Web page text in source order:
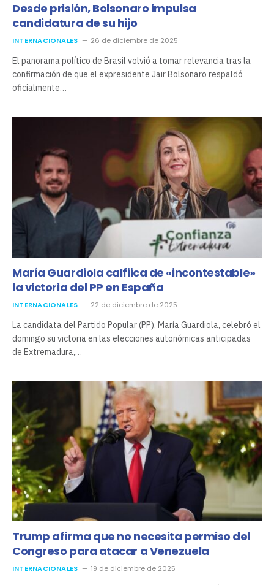
Desde prisión, Bolsonaro impulsa
candidatura de su hijo
INTERNACIONALES 26 de diciembre de 2025
El panorama político de Brasil volvió a tomar relevancia tras la
confirmación de que el expresidente Jair Bolsonaro respaldó
oficialmente…
María Guardiola calfiica de «incontestable»
la victoria del PP en España
INTERNACIONALES 22 de diciembre de 2025
La candidata del Partido Popular (PP), María Guardiola, celebró el
domingo su victoria en las elecciones autonómicas anticipadas
de Extremadura,…
Trump afirma que no necesita permiso del
Congreso para atacar a Venezuela
INTERNACIONALES 19 de diciembre de 2025